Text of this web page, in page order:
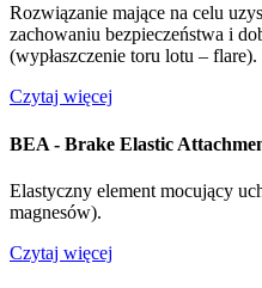
Rozwiązanie mające na celu
zachowaniu bezpieczeństwa i
(wypłaszczenie toru lotu – flare).
Czytaj więcej
BEA - Brake Elastic
Elastyczny element mocujący
magnesów).
Czytaj więcej